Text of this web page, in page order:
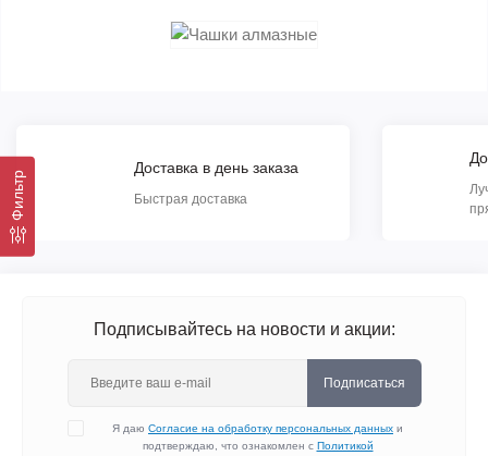
Фильтр
Доставка в день заказа
Быстрая доставка
Подписывайтесь на новости и акции:
Подписаться
Я даю Согласие на обработку персональных данных и
подтверждаю, что ознакомлен с Политикой